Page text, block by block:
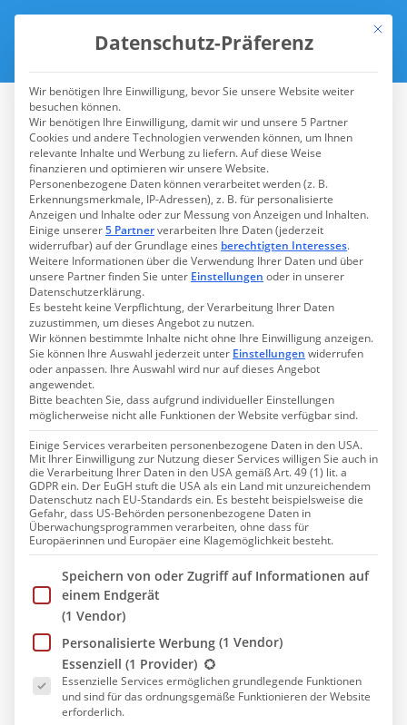
WATT MUTT, DAT MUTT
Hygienekonzept des
Nordsee-Hotels
Hinrichsen
Im Folgenden finden Sie eine Übersicht der
zusätzlichen Hygienemaßnahmen für den verstärkten
Corona-Infektionsschutz von Gästen und Mitarbeitern
unter Berücksichtigung des Leitfadens
Mindestanforderungen an Hygienekonzepte des
Landes Schleswig-Holstein, der Exit Strategie des
DEHOGA in Schleswig-Holstein sowie der Ergänzung
der Gefährdungsbeurteilung im Sinne des SARS-CoV2-
Arbeitsschutzstandards der BGN.
Rezeption
Mit
Datenschutz-Präferenz
Wir benötigen Ihre Einwilligung, bevor Sie unsere Website weiter
besuchen können.
Wir benötigen Ihre Einwilligung, damit wir und unsere 5 Partner
Cookies und andere Technologien verwenden können, um Ihnen
relevante Inhalte und Werbung zu liefern. Auf diese Weise
finanzieren und optimieren wir unsere Website.
Personenbezogene Daten können verarbeitet werden (z. B.
Erkennungsmerkmale, IP-Adressen), z. B. für personalisierte
Anzeigen und Inhalte oder zur Messung von Anzeigen und Inhalten.
Einige unserer5 Partnerverarbeiten Ihre Daten (jederzeit
widerrufbar) auf der Grundlage eines berechtigten Interesses.
Weitere Informationen über die Verwendung Ihrer Daten und über
unsere Partner finden Sie unter Einstellungen oder in unserer
Datenschutzerklärung.
Es besteht keine Verpflichtung, der Verarbeitung Ihrer Daten
zuzustimmen, um dieses Angebot zu nutzen.
Wir können bestimmte Inhalte nicht ohne Ihre Einwilligung anzeigen.
Sie können Ihre Auswahl jederzeit unter Einstellungen widerrufen
oder anpassen. Ihre Auswahl wird nur auf dieses Angebot
angewendet.
Bitte beachten Sie, dass aufgrund individueller Einstellungen
möglicherweise nicht alle Funktionen der Website verfügbar sind.
Einige Services verarbeiten personenbezogene Daten in den USA.
Mit Ihrer Einwilligung zur Nutzung dieser Services willigen Sie auch in
die Verarbeitung Ihrer Daten in den USA gemäß Art. 49 (1) lit. a
GDPR ein. Der EuGH stuft die USA als ein Land mit unzureichendem
Datenschutz nach EU-Standards ein. Es besteht beispielsweise die
Gefahr, dass US-Behörden personenbezogene Daten in
Überwachungsprogrammen verarbeiten, ohne dass für
Europäerinnen und Europäer eine Klagemöglichkeit besteht.
Im Folgenden finden Sie eine Liste der Zwecke des
Speichern von oder Zugriff auf Informationen auf
einem Endgerät
(1 Vendor)
Personalisierte Werbung (1 Vendor)
Es folgt eine Liste der Service-Gruppen, für die eine
Essenziell (1 Provider)
Essenzielle Services ermöglichen grundlegende Funktionen
und sind für das ordnungsgemäße Funktionieren der Website
erforderlich.